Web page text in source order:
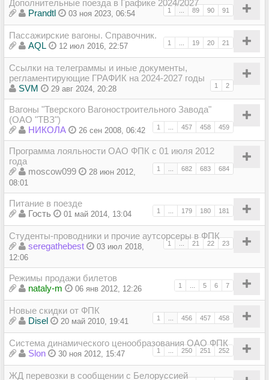
Дополнительные поезда в Графике 2024/2027
1 89 90 91
Prandtl 03 ноя 2023, 06:54
Пассажирские вагоны. Справочник.
1 19 20 21
AQL 12 июл 2016, 22:57
Ссылки на телеграммы и иные документы,
регламентирующие ГРАФИК на 2024-2027 годы
1 2
SVM 29 авг 2024, 20:28
Вагоны "Тверского Вагоностроительного Завода"
(ОАО "ТВЗ")
1 457 458 459
НИКОЛА 26 сен 2008, 06:42
Программа лояльности ОАО ФПК с 01 июля 2012
года
1 682 683 684
moscow099
28 июн 2012,
08:01
Питание в поезде
1 179 180 181
Гость 01 май 2014, 13:04
Студенты-проводники и прочие аутсорсеры в ФПК
1 ... 21 22 23
seregathebest
03 июл 2018,
12:06
Режимы продажи билетов
1 5 6 7
nataly-m 06 янв 2012, 12:26
Новые скидки от ФПК
1 456 457 458
Disel 20 май 2010, 19:41
Система динамического ценообразования ОАО ФПК
1 250 251 252
Slon 30 ноя 2012, 15:47
ЖД перевозки в сообщении с Белоруссией